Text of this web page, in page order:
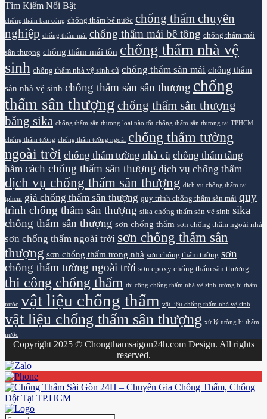
Tìm Kiếm Nổi Bật
chống thấm ban công chống thấm bể nước chống thấm chuyên
nghiệp chống thấm mái chống thấm mái bê tông chống thấm mái
sân thượng chống thấm mái tôn chống thấm nhà vệ
sinh chống thấm nhà vệ sinh cũ chống thấm sàn mái chống thấm
sàn nhà vệ sinh chống thấm sàn sân thượng chống
thấm sân thượng chống thấm sân thượng
bằng sika chống thấm sân thượng loại nào tốt chống thấm sân thượng tại TPHCM
chống thấm tường chống thấm tường ngoài chống thấm tường
ngoài trời chống thấm tường nhà cũ chống thấm tầng
hầm cách chống thấm sân thượng dịch vụ chống thấm
dịch vụ chống thấm sân thượng dịch vụ chống thấm tại
tphcm giá chống thấm sân thượng quy trình chống thấm sàn mái quy
trình chống thấm sân thượng sika chống thấm sàn vệ sinh sika
chống thấm sân thượng sơn chống thấm sơn chống thấm ngoài nhà
sơn chống thấm ngoài trời sơn chống thấm sân
thượng sơn chống thấm trong nhà sơn chống thấm tường sơn
chống thấm tường ngoài trời sơn epoxy chống thấm sân thượng
thi công chống thấm thi công chống thấm nhà vệ sinh tường bị thấm
nước vật liệu chống thấm vật liệu chống thấm nhà vệ sinh
vật liệu chống thấm sân thượng xử lý tường bị thấm
nước
Copyright 2025 © Chongthamsaigon24h.com Design. All rights
reserved.